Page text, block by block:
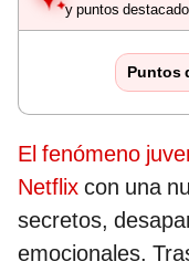
y puntos
Puntos
El fenómeno
Netflix con una
secretos,
emocionales.